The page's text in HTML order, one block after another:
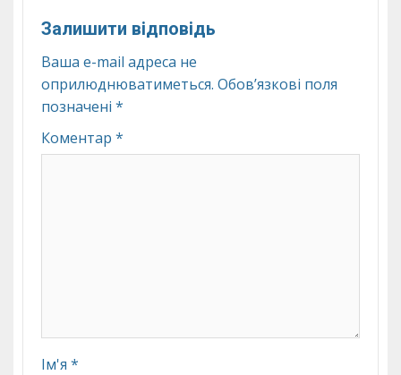
Залишити відповідь
Ваша e-mail адреса не
оприлюднюватиметься. Обов’язкові поля
позначені *
Коментар *
Ім'я *